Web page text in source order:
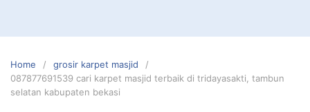
Home
grosir karpet masjid
087877691539 cari karpet masjid terbaik di tridayasakti, tambun
selatan kabupaten bekasi